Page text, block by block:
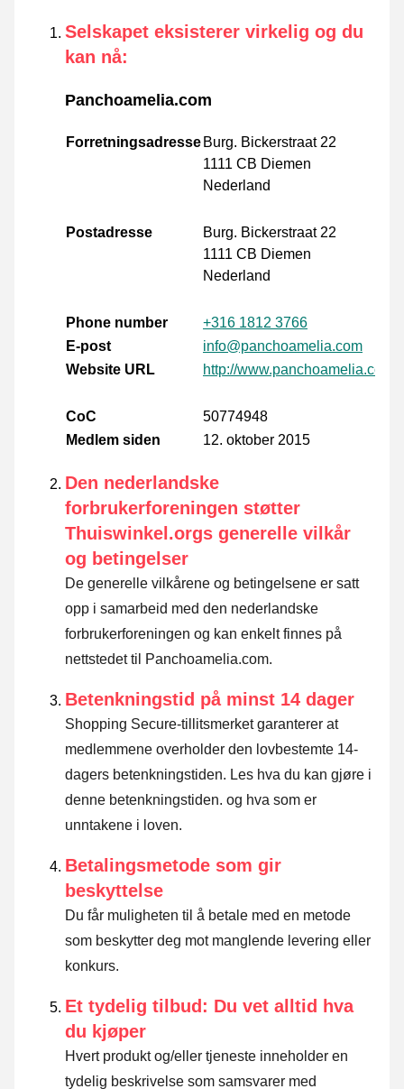
Selskapet eksisterer virkelig og du
kan nå:
Panchoamelia.com
Forretningsadresse Burg. Bickerstraat 22
1111 CB Diemen
Nederland
Postadresse
Burg. Bickerstraat 22
1111 CB Diemen
Nederland
Phone number
+316 1812 3766
E-post
info@panchoamelia.com
Website URL
http://www.panchoamelia.com
CoC
50774948
Medlem siden
12. oktober 2015
Den nederlandske
forbrukerforeningen støtter
Thuiswinkel.orgs generelle vilkår
og betingelser
De generelle vilkårene og betingelsene er satt
opp i samarbeid med den nederlandske
forbrukerforeningen og kan enkelt finnes på
nettstedet til Panchoamelia.com.
Betenkningstid på minst 14 dager
Shopping Secure-tillitsmerket garanterer at
medlemmene overholder den lovbestemte 14-
dagers betenkningstiden. Les hva du kan gjøre i
denne betenkningstiden. og hva som er
unntakene i loven.
Betalingsmetode som gir
beskyttelse
Du får muligheten til å betale med en metode
som beskytter deg mot manglende levering eller
konkurs.
Et tydelig tilbud: Du vet alltid hva
du kjøper
Hvert produkt og/eller tjeneste inneholder en
tydelig beskrivelse som samsvarer med